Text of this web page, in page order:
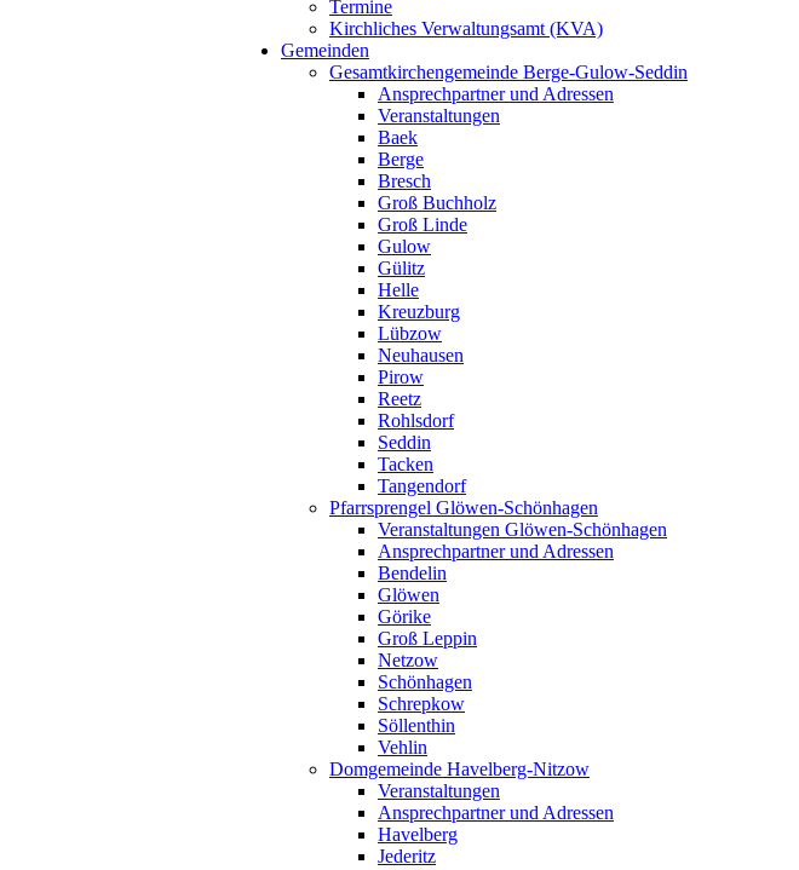
Termine
Kirchliches Verwaltungsamt (KVA)
Gemeinden
Gesamtkirchengemeinde Berge-Gulow-Seddin
Ansprechpartner und Adressen
Veranstaltungen
Baek
Berge
Bresch
Groß Buchholz
Groß Linde
Gulow
Gülitz
Helle
Kreuzburg
Lübzow
Neuhausen
Pirow
Reetz
Rohlsdorf
Seddin
Tacken
Tangendorf
Pfarrsprengel Glöwen-Schönhagen
Veranstaltungen Glöwen-Schönhagen
Ansprechpartner und Adressen
Bendelin
Glöwen
Görike
Groß Leppin
Netzow
Schönhagen
Schrepkow
Söllenthin
Vehlin
Domgemeinde Havelberg-Nitzow
Veranstaltungen
Ansprechpartner und Adressen
Havelberg
Jederitz